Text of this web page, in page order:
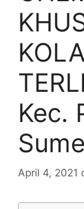
Kec.
April 4, 2021